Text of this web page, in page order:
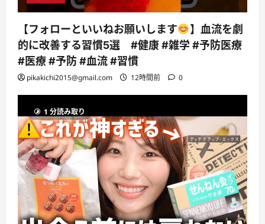
【フォローといいねお願いします
】血流を劇
的に改善する習慣5選 #健康 #雑学 #予防医療
#医療 #予防 #血流 #習慣
pikakichi2015@gmail.com 12時間前 0
1 分読み取り